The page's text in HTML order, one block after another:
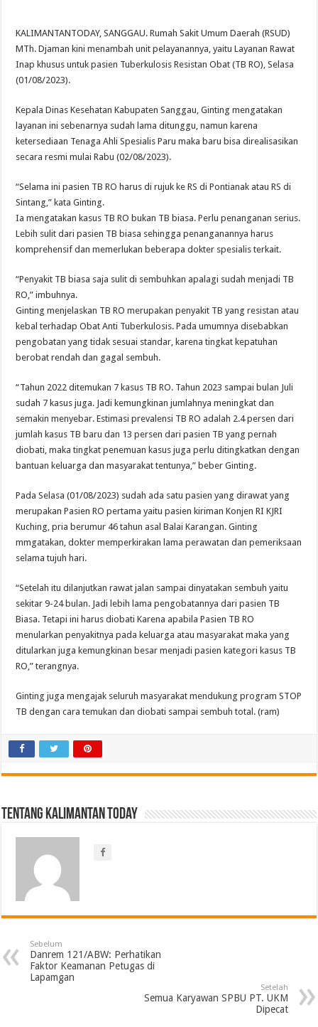
KALIMANTANTODAY, SANGGAU. Rumah Sakit Umum Daerah (RSUD)
MTh. Djaman kini menambah unit pelayanannya, yaitu Layanan Rawat
Inap khusus untuk pasien Tuberkulosis Resistan Obat (TB RO), Selasa
(01/08/2023).
Kepala Dinas Kesehatan Kabupaten Sanggau, Ginting mengatakan
layanan ini sebenarnya sudah lama ditunggu, namun karena
ketersediaan Tenaga Ahli Spesialis Paru maka baru bisa direalisasikan
secara resmi mulai Rabu (02/08/2023).
“Selama ini pasien TB RO harus di rujuk ke RS di Pontianak atau RS di
Sintang,” kata Ginting.
Ia mengatakan kasus TB RO bukan TB biasa. Perlu penanganan serius.
Lebih sulit dari pasien TB biasa sehingga penanganannya harus
komprehensif dan memerlukan beberapa dokter spesialis terkait.
“Penyakit TB biasa saja sulit di sembuhkan apalagi sudah menjadi TB
RO,” imbuhnya.
Ginting menjelaskan TB RO merupakan penyakit TB yang resistan atau
kebal terhadap Obat Anti Tuberkulosis. Pada umumnya disebabkan
pengobatan yang tidak sesuai standar, karena tingkat kepatuhan
berobat rendah dan gagal sembuh.
“Tahun 2022 ditemukan 7 kasus TB RO. Tahun 2023 sampai bulan Juli
sudah 7 kasus juga. Jadi kemungkinan jumlahnya meningkat dan
semakin menyebar. Estimasi prevalensi TB RO adalah 2.4 persen dari
jumlah kasus TB baru dan 13 persen dari pasien TB yang pernah
diobati, maka tingkat penemuan kasus juga perlu ditingkatkan dengan
bantuan keluarga dan masyarakat tentunya,” beber Ginting.
Pada Selasa (01/08/2023) sudah ada satu pasien yang dirawat yang
merupakan Pasien RO pertama yaitu pasien kiriman Konjen RI KJRI
Kuching, pria berumur 46 tahun asal Balai Karangan. Ginting
mmgatakan, dokter memperkirakan lama perawatan dan pemeriksaan
selama tujuh hari.
“Setelah itu dilanjutkan rawat jalan sampai dinyatakan sembuh yaitu
sekitar 9-24 bulan. Jadi lebih lama pengobatannya dari pasien TB
Biasa. Tetapi ini harus diobati Karena apabila Pasien TB RO
menularkan penyakitnya pada keluarga atau masyarakat maka yang
ditularkan juga kemungkinan besar menjadi pasien kategori kasus TB
RO,” terangnya.
Ginting juga mengajak seluruh masyarakat mendukung program STOP
TB dengan cara temukan dan diobati sampai sembuh total. (ram)
Tentang Kalimantan Today
Sebelum
Danrem 121/ABW: Perhatikan
Faktor Keamanan Petugas di
Lapamgan
Setelah
Semua Karyawan SPBU PT. UKM
Dipecat